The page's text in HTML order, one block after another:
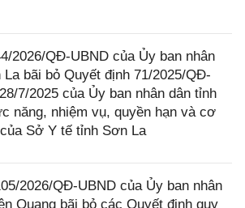
2026/QĐ-UBND của Ủy ban nhân
bãi bỏ Quyết định 71/2025/QĐ-
7/2025 của Ủy ban nhân dân tỉnh
năng, nhiệm vụ, quyền hạn và cơ
Sở Y tế tỉnh Sơn La
2026/QĐ-UBND của Ủy ban nhân
Quang bãi bỏ các Quyết định quy